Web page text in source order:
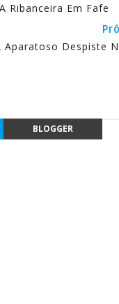
Ribanceira Em Fafe
Aparatoso Despiste
BLOGGER